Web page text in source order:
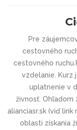
Pre
cestovného
cestovného
vzdelanie. Kurz
uplatnenie v
živnosť. Ohľadom
alianciasr.sk (viď
oblasti získania